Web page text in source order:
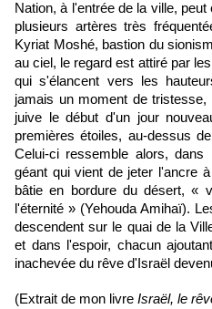
Nation, à l'entrée de la ville,
plusieurs artères très
Kyriat Moshé, bastion du
au ciel, le regard est attiré par
qui s'élancent vers les
jamais un moment de
juive le début d'un jour
premières étoiles, au-dessus
Celui-ci ressemble alors,
géant qui vient de jeter l'ancre
bâtie en bordure du désert, «
l'éternité » (Yehouda Amihaï).
descendent sur le quai de la
et dans l'espoir, chacun
inachevée du rêve d'Israël
(Extrait de mon livre Israël, le